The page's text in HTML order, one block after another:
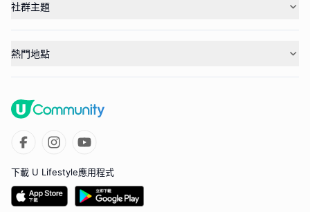
社群主題
熱門地點
下載 U Lifestyle應用程式